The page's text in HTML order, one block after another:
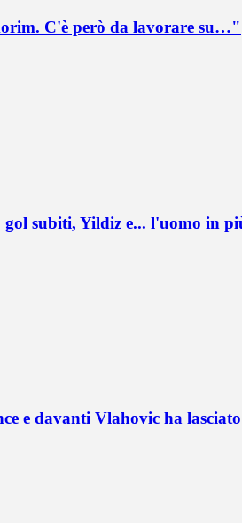
C'è però da lavorare su…"
subiti, Yildiz e... l'uomo in
e davanti Vlahovic ha